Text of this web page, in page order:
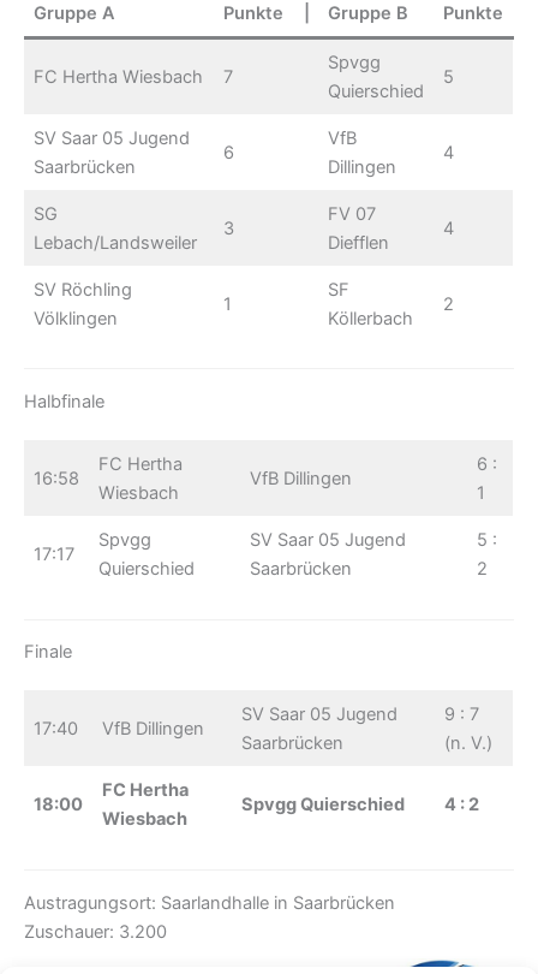
Gruppe A Punkte Gruppe B Punkte
FC Hertha Wiesbach 7
Spvgg
Quierschied
5
SV Saar 05 Jugend
Saarbrücken
6
VfB
Dillingen
4
SG
Lebach/Landsweiler
3
FV 07
Diefflen
4
SV Röchling
Völklingen
1
SF
Köllerbach
2
Halbfinale
16:58
FC Hertha
Wiesbach
VfB Dillingen
6 :
1
17:17
Spvgg
Quierschied
SV Saar 05 Jugend
Saarbrücken
5 :
2
Finale
17:40 VfB Dillingen
SV Saar 05 Jugend
Saarbrücken
9 : 7
(n. V.)
18:00
FC Hertha
Wiesbach
Spvgg Quierschied 4 : 2
Austragungsort: Saarlandhalle in Saarbrücken
Zuschauer: 3.200